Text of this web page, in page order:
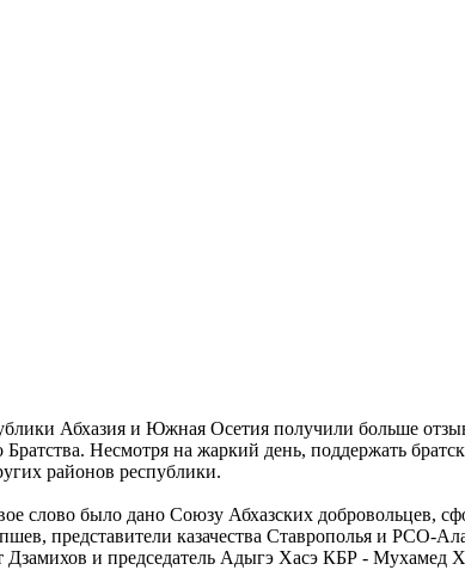
Абхазия и Южная Осетия получили больше
Несмотря на жаркий день, поддержать
районов республики.
слово было дано Союзу Абхазских добровольцев,
представители казачества Ставрополья и РСО-
Дзамихов и председатель Адыгэ Хасэ КБР - Мухамед